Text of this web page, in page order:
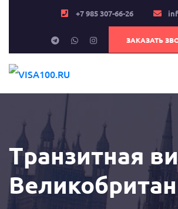
+7 985 307-66-26
ЗАКАЗАТЬ
Транзитная